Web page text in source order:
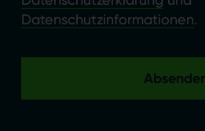
Datenschutzinformationen.